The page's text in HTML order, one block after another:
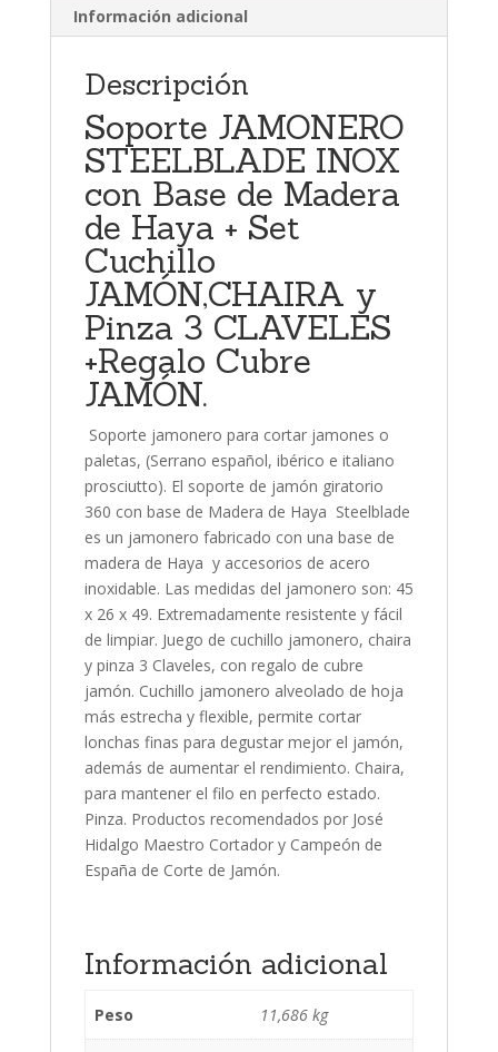
Pinza
Cubre
JAMÓN.
cantidad
Información adicional
Descripción
Soporte JAMONERO
STEELBLADE INOX
con Base de Madera
de Haya + Set
Cuchillo
JAMÓN,CHAIRA y
Pinza 3 CLAVELES
+Regalo Cubre
JAMÓN.
Soporte jamonero para cortar jamones o
paletas, (Serrano español, ibérico e italiano
prosciutto). El soporte de jamón giratorio
360 con base de Madera de Haya Steelblade
es un jamonero fabricado con una base de
madera de Haya y accesorios de acero
inoxidable. Las medidas del jamonero son: 45
x 26 x 49. Extremadamente resistente y fácil
de limpiar. Juego de cuchillo jamonero, chaira
y pinza 3 Claveles, con regalo de cubre
jamón. Cuchillo jamonero alveolado de hoja
más estrecha y flexible, permite cortar
lonchas finas para degustar mejor el jamón,
además de aumentar el rendimiento. Chaira,
para mantener el filo en perfecto estado.
Pinza. Productos recomendados por José
Hidalgo Maestro Cortador y Campeón de
España de Corte de Jamón.
Información adicional
Peso 11,686 kg